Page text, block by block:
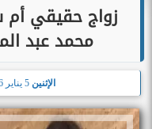
زواج حقيقي أم
محمد عبد
الإثنين